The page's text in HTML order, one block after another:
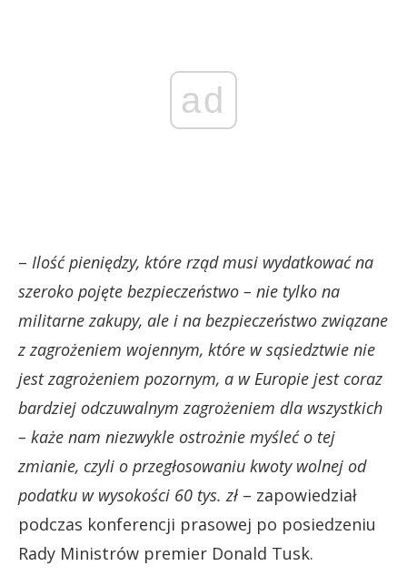
ad
– Ilość pieniędzy, które rząd musi wydatkować na
szeroko pojęte bezpieczeństwo – nie tylko na
militarne zakupy, ale i na bezpieczeństwo związane
z zagrożeniem wojennym, które w sąsiedztwie nie
jest zagrożeniem pozornym, a w Europie jest coraz
bardziej odczuwalnym zagrożeniem dla wszystkich
– każe nam niezwykle ostrożnie myśleć o tej
zmianie, czyli o przegłosowaniu kwoty wolnej od
podatku w wysokości 60 tys. zł – zapowiedział
podczas konferencji prasowej po posiedzeniu
Rady Ministrów premier Donald Tusk.